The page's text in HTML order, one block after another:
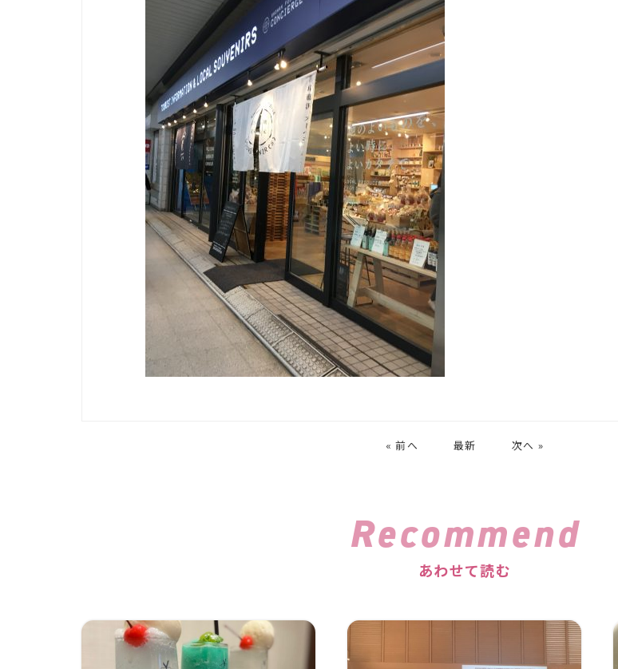
« 前へ 最新 次へ »
Recommend
あわせて読む